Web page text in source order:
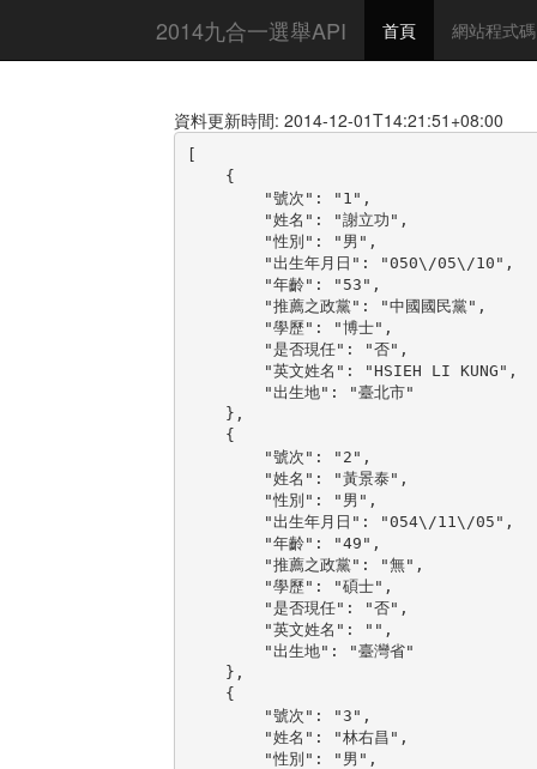
2014九合一選舉API 首頁 網站程式碼
資料更新時間: 2014-12-01T14:21:51+08:00
[
    {
        "號次": "1",
        "姓名": "謝立功",
        "性別": "男",
        "出生年月日": "050\/05\/10",
        "年齡": "53",
        "推薦之政黨": "中國國民黨",
        "學歷": "博士",
        "是否現任": "否",
        "英文姓名": "HSIEH LI KUNG",
        "出生地": "臺北市"
    },
    {
        "號次": "2",
        "姓名": "黃景泰",
        "性別": "男",
        "出生年月日": "054\/11\/05",
        "年齡": "49",
        "推薦之政黨": "無",
        "學歷": "碩士",
        "是否現任": "否",
        "英文姓名": "",
        "出生地": "臺灣省"
    },
    {
        "號次": "3",
        "姓名": "林右昌",
        "性別": "男",